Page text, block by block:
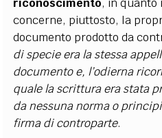
riconoscimento, in quanto
concerne, piuttosto, la
documento prodotto da
di specie era la stessa
documento e, l’odierna
quale la scrittura era stata
da nessuna norma o
firma di controparte.